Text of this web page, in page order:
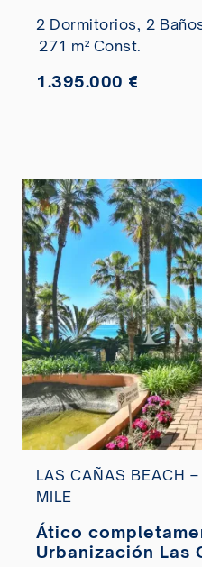
2 Dormitorios, 2
271 m² Const.
1.395.000 €
LAS CAÑAS BEACH
MILE
Ático
Urbanización Las